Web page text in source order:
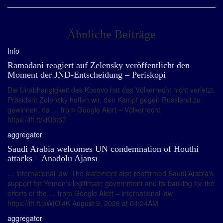
Ähnliche Beiträge
Info
Ramadani reagiert auf Zelensky veröffentlicht den
Moment der JND-Entscheidung – Periskopi
Die Unabhängigkeit des Kosovo hat das Völkerrecht nicht verletzt.
Präsident Zelensky hoffen wir, den Kampf gegen Russland zu
gewinnen, da … from Google Alert – Völkerrecht
https://ift.tt/kKI3t67
aggregator
Saudi Arabia welcomes UN condemnation of Houthi
attacks – Anadolu Ajansı
… international law. The statement also reaffirmed Saudi Arabia's
support for Yemen's legitimate government and its backing for the
efforts of the … from Google Alert – international law
https://ift.tt/aWfOi4K August 9, 2026 at 04:24AM
aggregator